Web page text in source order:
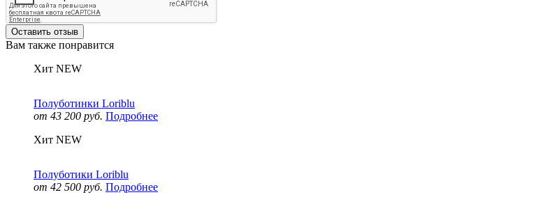
Оставить отзыв
Вам также понравится
Хит NEW
Полуботинки Loriblu
от 43 200 руб. Подробнее
Хит NEW
Полуботики Loriblu
от 42 500 руб. Подробнее